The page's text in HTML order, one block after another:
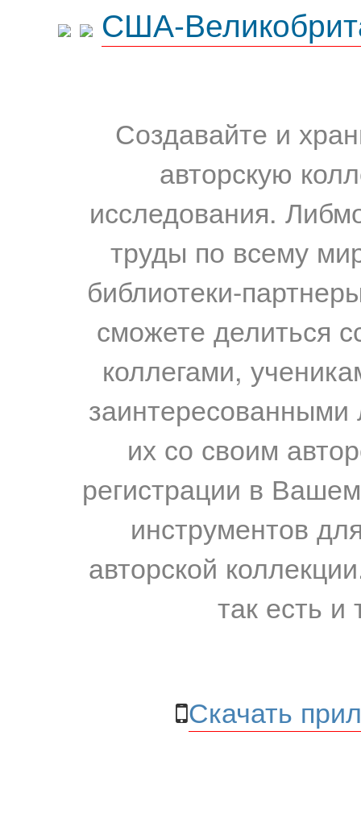
США-
Создавайте и
авторскую
исследования.
труды по всему
библиотеки-
сможете делиться
коллегами,
их со своим
регистрации в
инструментов
авторской
так есть и
Скачать